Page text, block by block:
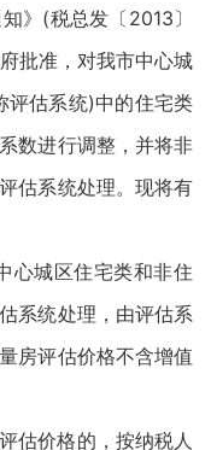
》(税总发〔2013〕
批准，对我市中心城
评估系统)中的住宅类
数进行调整，并将非
估系统处理。现将有
心城区住宅类和非住
系统处理，由评估系
房评估价格不含增值
估价格的，按纳税人